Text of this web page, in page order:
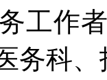
工作
务科